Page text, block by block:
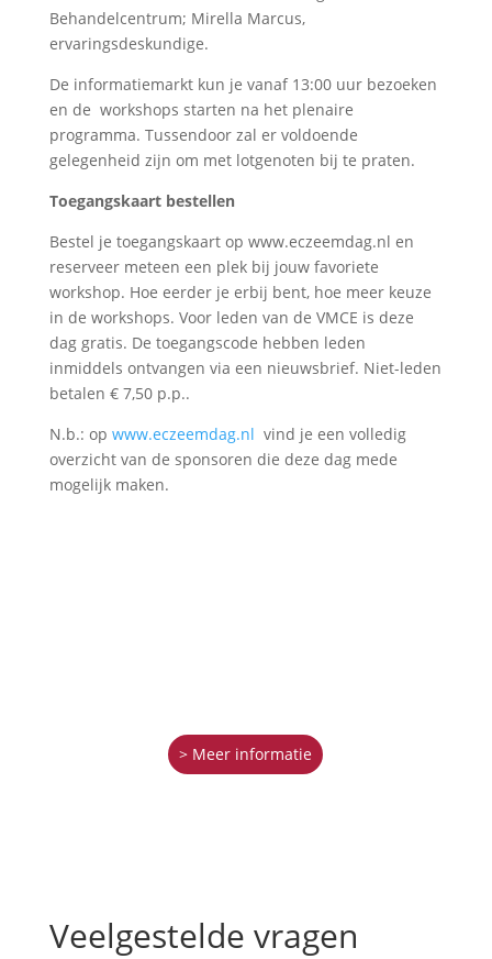
Behandelcentrum; Mirella Marcus,
ervaringsdeskundige.
De informatiemarkt kun je vanaf 13:00 uur bezoeken
en de workshops starten na het plenaire
programma. Tussendoor zal er voldoende
gelegenheid zijn om met lotgenoten bij te praten.
Toegangskaart bestellen
Bestel je toegangskaart op www.eczeemdag.nl en
reserveer meteen een plek bij jouw favoriete
workshop. Hoe eerder je erbij bent, hoe meer keuze
in de workshops. Voor leden van de VMCE is deze
dag gratis. De toegangscode hebben leden
inmiddels ontvangen via een nieuwsbrief. Niet-leden
betalen € 7,50 p.p..
N.b.: op www.eczeemdag.nl vind je een volledig
overzicht van de sponsoren die deze dag mede
mogelijk maken.
> Meer informatie
Veelgestelde vragen